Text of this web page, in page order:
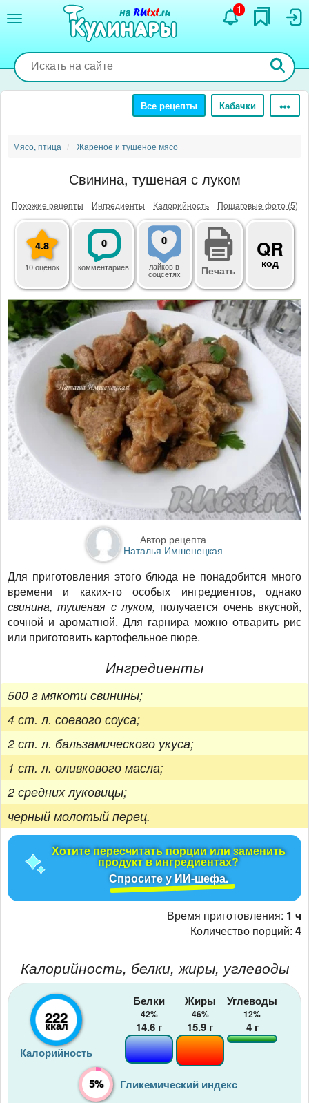
содержанию
1
Все рецепты Кабачки
Мясо, птица Жареное и тушеное мясо
Свинина, тушеная с луком
Похожие рецепты Ингредиенты Калорийность Пошаговые фото (5)
4.8
10 оценок
0
комментариев
0
лайковв
соцсетях Печать
QR
код
Автор рецепта
Наталья Имшенецкая
Для приготовления этого блюда не понадобится много
времени и каких-то особых ингредиентов, однако
cвинина, тушеная с луком, получается очень вкусной,
сочной и ароматной. Для гарнира можно отварить рис
или приготовить картофельное пюре.
Ингредиенты
500 г мякоти свинины;
4 ст. л. соевого соуса;
2 ст. л. бальзамического укуса;
1 ст. л. оливкового масла;
2 средних луковицы;
черный молотый перец.
Хотите пересчитать порции или заменить
продукт в ингредиентах?
Спросите у ИИ-шефа.
Время приготовления: 1 ч
Количество порций: 4
Калорийность, белки, жиры, углеводы
222
ккал
Калорийность
Белки
42%
14.6 г
Жиры
46%
15.9 г
Углеводы
12%
4г
5% Гликемический индекс